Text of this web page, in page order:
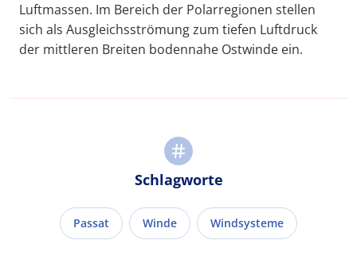
Luftmassen. Im Bereich der Polarregionen stellen
sich als Ausgleichsströmung zum tiefen Luftdruck
der mittleren Breiten bodennahe Ostwinde ein.
Schlagworte
Passat Winde Windsysteme